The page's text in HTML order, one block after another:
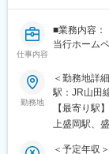
も実施して
し、より挑
す。
岩手銀行の
の成長が同
います。金
化に力強く
岩手のため
仕事内容
■業務内容：
当行ホーム
■業務詳細：
ホームペー
新規顧客の
（1）ユーザ
テンツ拡充
勤務地
＜勤務地詳
駅：JR山田
囲：会社の
【最寄り駅】
上盛岡駅、
＜予定年収